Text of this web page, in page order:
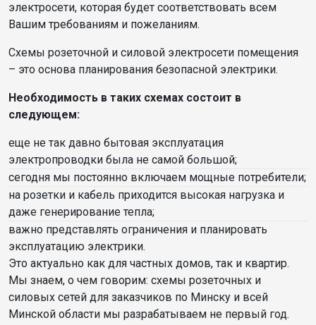
электросети, которая будет соответствовать всем
Вашим требованиям и пожеланиям.
Схемы розеточной и силовой электросети помещения
– это основа планирования безопасной электрики.
Необходимость в таких схемах состоит в
следующем:
еще не так давно бытовая эксплуатация
электропроводки была не самой большой;
сегодня мы постоянно включаем мощные потребители;
на розетки и кабель приходится высокая нагрузка и
даже генерирование тепла;
важно представлять ограничения и планировать
эксплуатацию электрики.
Это актуально как для частных домов, так и квартир.
Мы знаем, о чем говорим: схемы розеточных и
силовых сетей для заказчиков по Минску и всей
Минской области мы разрабатываем не первый год.